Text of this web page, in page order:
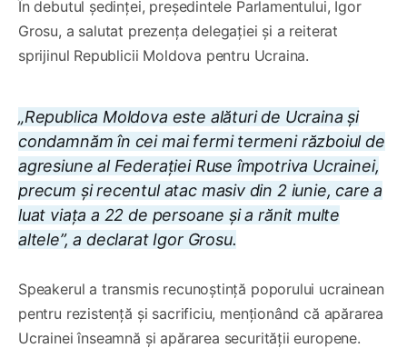
În debutul ședinței, președintele Parlamentului, Igor
Grosu, a salutat prezența delegației și a reiterat
sprijinul Republicii Moldova pentru Ucraina.
„Republica Moldova este alături de Ucraina și
condamnăm în cei mai fermi termeni războiul de
agresiune al Federației Ruse împotriva Ucrainei,
precum și recentul atac masiv din 2 iunie, care a
luat viața a 22 de persoane și a rănit multe
altele”, a declarat Igor Grosu.
Speakerul a transmis recunoștință poporului ucrainean
pentru rezistență și sacrificiu, menționând că apărarea
Ucrainei înseamnă și apărarea securității europene.